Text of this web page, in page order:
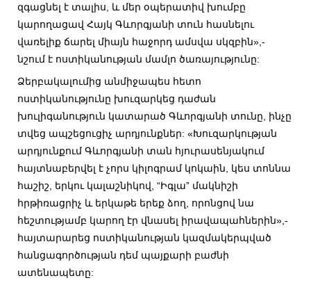
զգացնել է տալիս, և մեր օպերատիվ խումբը
կարողացավ Հայկ Գևորգյանի տուն հասնելու
վառելիք ճարել միայն հաջորդ ամսվա սկզբին»,-
նշում է ոստիկանության մամլո ծառայությունը:
Ձերբակալումից անմիջապես հետո
ոստիկանությունը խուզարկեց դաժան
խուլիգանություն կատարած Գևորգյանի տունը, ինչը
տվեց ապշեցուցիչ արդյունքներ: «Խուզարկության
արդյունքում Գևորգյանի տան հյուրասենյակում
հայտնաբերվել է չորս կիլոգրամ կոկաին, կես տոննա
հաշիշ, երկու կալաշնիկով, “Իգլա” մակնիշի
հրթիռացրիչ և երկաթե երեք ձող, որոնցով նա
հեշտությամբ կարող էր վնասել իրավապահներին»,-
հայտարարեց ոստիկանության կազմակերպված
հանցագործության դեմ պայքարի բաժնի
ատենապետը: